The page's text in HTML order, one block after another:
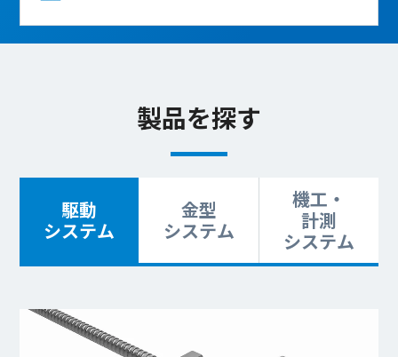
製品を探す
駆動
システム
金型
システム
機工・
計測
システム